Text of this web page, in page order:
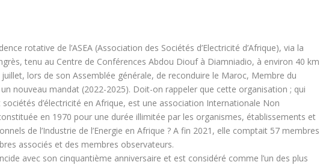
rotative de l’ASEA (Association des Sociétés d’Electricité d’Afrique), via la
tenu au Centre de Conférences Abdou Diouf à Diamniadio, à environ 40 km
juillet, lors de son Assemblée générale, de reconduire le Maroc, Membre du
nouveau mandat (2022-2025). Doit-on rappeler que cette organisation ; qui
d’électricité en Afrique, est une association Internationale Non
en 1970 pour une durée illimitée par les organismes, établissements et
de l’Industrie de l’Energie en Afrique ? A fin 2021, elle comptait 57 membres
associés et des membres observateurs.
avec son cinquantième anniversaire et est considéré comme l’un des plus